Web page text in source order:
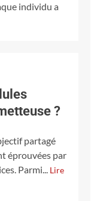
individu a
?
partagé
éprouvées par
Parmi... Lire